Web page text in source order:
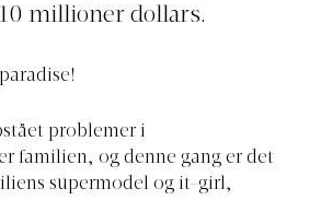
millioner dollars.
problemer i
familien, og denne gang er det
supermodel og it-girl,